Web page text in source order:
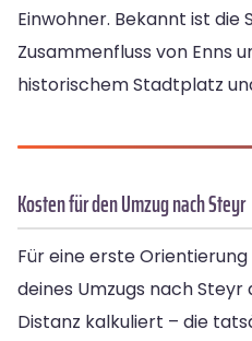
Einwohner. Bekannt ist
Zusammenfluss von Enns
historischem Stadtplatz
Kosten für den Umzug nach Steyr
Für eine erste
deines Umzugs nach
Distanz kalkuliert – die